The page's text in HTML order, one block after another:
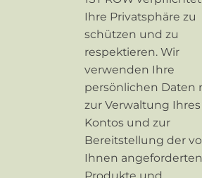
Ihre Privatsphäre zu
schützen und zu
respektieren. Wir
verwenden Ihre
persönlichen Daten
zur Verwaltung Ihres
Kontos und zur
Bereitstellung der
Ihnen angeforderten